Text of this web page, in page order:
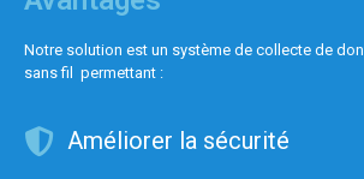
Notre solution est un système de collecte de
sans fil permettant :
Améliorer la sécurité